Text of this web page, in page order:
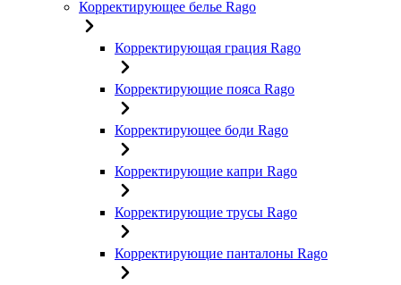
Корректирующее белье Rago
Корректирующая грация Rago
Корректирующие пояса Rago
Корректирующее боди Rago
Корректирующие капри Rago
Корректирующие трусы Rago
Корректирующие панталоны Rago